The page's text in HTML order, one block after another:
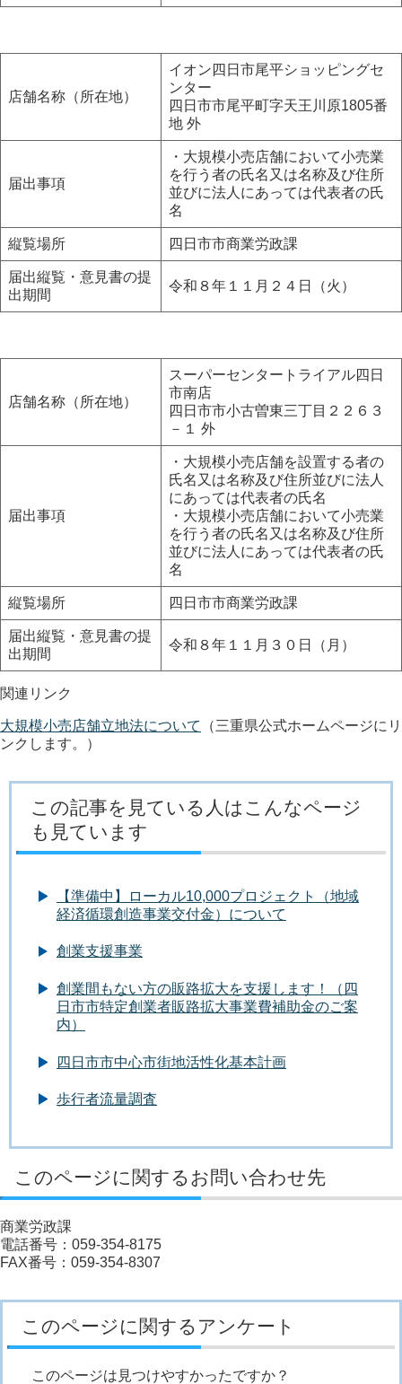
店舗名称（所在地）
イオン四日市尾平ショッピングセ
ンター
四日市市尾平町字天王川原1805番
地 外
届出事項
・大規模小売店舗において小売業
を行う者の氏名又は名称及び住所
並びに法人にあっては代表者の氏
名
縦覧場所 四日市市商業労政課
届出縦覧・意見書の提
出期間
令和８年１１月２４日（火）
店舗名称（所在地）
スーパーセンタートライアル四日
市南店
四日市市小古曽東三丁目２２６３
－１ 外
届出事項
・大規模小売店舗を設置する者の
氏名又は名称及び住所並びに法人
にあっては代表者の氏名
・大規模小売店舗において小売業
を行う者の氏名又は名称及び住所
並びに法人にあっては代表者の氏
名
縦覧場所 四日市市商業労政課
届出縦覧・意見書の提
出期間
令和８年１１月３０日（月）
関連リンク
大規模小売店舗立地法について
（三重県公式ホームページにリ
ンクします。）
この記事を見ている人はこんなページ
も見ています
【準備中】ローカル10,000プロジェクト（地域
経済循環創造事業交付金）について
創業支援事業
創業間もない方の販路拡大を支援します！（四
日市市特定創業者販路拡大事業費補助金のご案
内）
四日市市中心市街地活性化基本計画
歩行者流量調査
このページに関するお問い合わせ先
商業労政課
電話番号：059-354-8175
FAX番号：059-354-8307
このページに関するアンケート
このページは見つけやすかったですか？